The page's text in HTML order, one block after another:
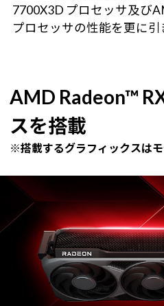
7700X3D プロセッサ及び
プロセッサの性能を更に引
AMD Radeon™
スを搭載
※搭載するグラフィックスは